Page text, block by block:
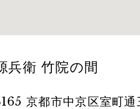
兵衛 竹院の間
京都市中京区室町